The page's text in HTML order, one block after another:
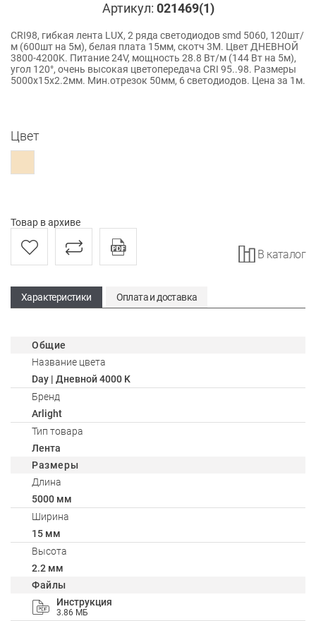
Артикул: 021469(1)
CRI98, гибкая лента LUX, 2 ряда светодиодов smd 5060, 120шт/
м (600шт на 5м), белая плата 15мм, скотч 3М. Цвет ДНЕВНОЙ
3800-4200K. Питание 24V, мощность 28.8 Вт/м (144 Вт на 5м),
угол 120°, очень высокая цветопередача CRI 95..98. Размеры
5000х15х2.2мм. Мин.отрезок 50мм, 6 светодиодов. Цена за 1м.
Цвет
Товар в архиве
В каталог
Характеристики Оплата и доставка
Общие
Название цвета
Day | Дневной 4000 K
Бренд
Arlight
Тип товара
Лента
Размеры
Длина
5000 мм
Ширина
15 мм
Высота
2.2 мм
Файлы
Инструкция
3.86 МБ